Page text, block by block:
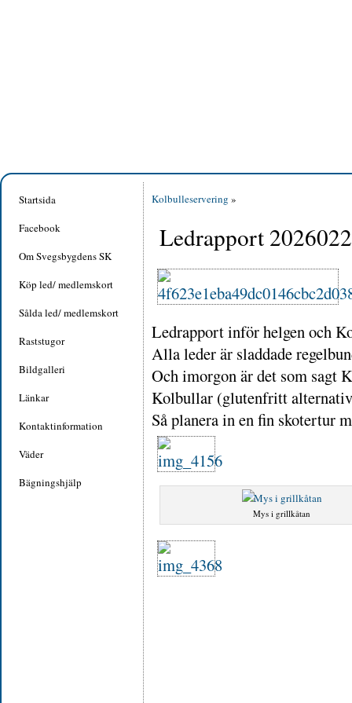
Startsida
Facebook
Om Svegsbygdens SK
Köp led/ medlemskort
Sålda led/ medlemskort
Raststugor
Bildgalleri
Länkar
Kontaktinformation
Väder
Bägningshjälp
Kolbulleservering »
Ledrapport
Ledrapport inför helgen och
Alla leder är sladdade
Och imorgon är det som sagt
Kolbullar (glutenfritt
Så planera in en fin skotertur
Mys i grillkåtan